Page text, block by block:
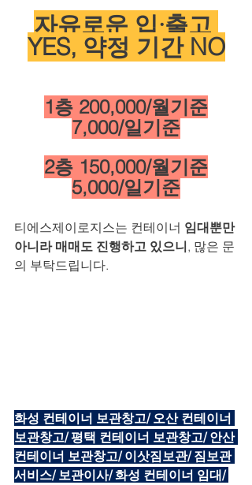
자유로운 입·출고
YES, 약정 기간 NO
1층 200,000/월기준
7,000/일기준
2층 150,000/월기준
5,000/일기준
티에스제이로지스는 컨테이너 임대뿐만
아니라 매매도 진행하고 있으니, 많은 문
의 부탁드립니다.
화성 컨테이너 보관창고/ 오산 컨테이너
보관창고/ 평택 컨테이너 보관창고/ 안산
컨테이너 보관창고/ 이삿짐보관/ 짐보관
서비스/ 보관이사/ 화성 컨테이너 임대/